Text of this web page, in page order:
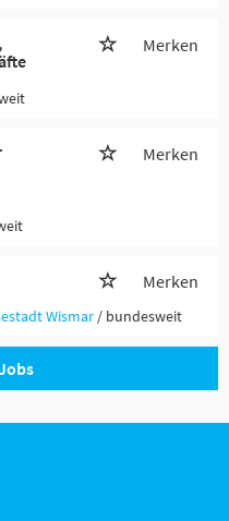
Merken
Merken
Merken
Wismar / bundesweit